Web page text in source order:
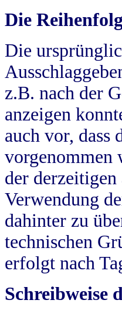
Die
Die
z.B. nach der
anzeigen
auch vor,
vorgenommen
der
Verwendung
dahinter zu
technischen
erfolgt nach
Schreibweise